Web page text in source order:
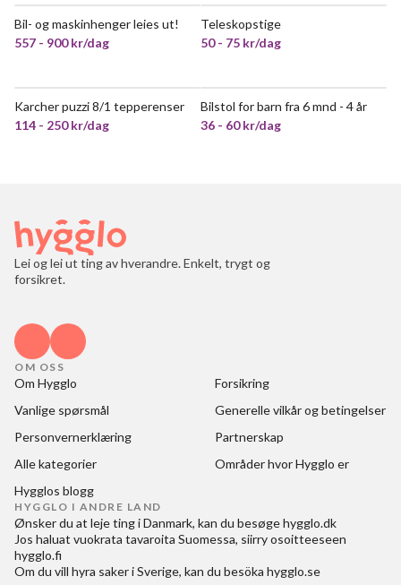
Bil- og maskinhenger leies ut!
557 - 900 kr/dag
Teleskopstige
50 - 75 kr/dag
VELDIG POPULÆR
Karcher puzzi 8/1 tepperenser
114 - 250 kr/dag
VELDIG POPULÆR
Bilstol for barn fra 6 mnd - 4 år
36 - 60 kr/dag
Lei og lei ut ting av hverandre. Enkelt, trygt og
forsikret.
OM OSS
Om Hygglo
Forsikring
Vanlige spørsmål
Generelle vilkår og betingelser
Personvernerklæring
Partnerskap
Alle kategorier
Områder hvor Hygglo er
Hygglos blogg
HYGGLO I ANDRE LAND
Ønsker du at leje ting i Danmark, kan du besøgehygglo.dk
Jos haluat vuokrata tavaroita Suomessa, siirry osoitteeseen
hygglo.fi
Om du vill hyra saker i Sverige, kan du besöka hygglo.se